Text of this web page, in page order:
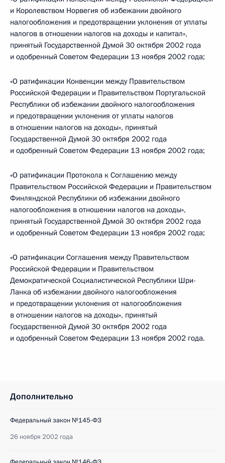
и Королевством Норвегия об избежании двойного
налогообложения и предотвращении уклонения от уплаты
налогов в отношении налогов на доходы и капитал»,
принятый Государственной Думой 30 октября 2002 года
и одобренный Советом Федерации 13 ноября 2002 года;
«О ратификации Конвенции между Правительством
Российской Федерации и Правительством Португальской
Республики об избежании двойного налогообложения
и предотвращении уклонения от уплаты налогов
в отношении налогов на доходы», принятый
Государственной Думой 30 октября 2002 года
и одобренный Советом Федерации 13 ноября 2002 года;
«О ратификации Протокола к Соглашению между
Правительством Российской Федерации и Правительством
Финляндской Республики об избежании двойного
налогообложения в отношении налогов на доходы»,
принятый Государственной Думой 30 октября 2002 года
и одобренный Советом Федерации 13 ноября 2002 года;
«О ратификации Соглашения между Правительством
Российской Федерации и Правительством
Демократической Социалистической Республики Шри-
Ланка об избежании двойного налогообложения
и предотвращении уклонения от налогообложения
в отношении налогов на доходы», принятый
Государственной Думой 30 октября 2002 года
и одобренный Советом Федерации 13 ноября 2002 года.
Дополнительно
Федеральный закон №145-ФЗ
26 ноября 2002 года